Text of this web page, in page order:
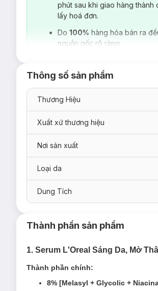
phút sau khi giao hàng
lấy hoá đơn.
Do 100% hàng hóa bán ra
nguồn gốc rõ ràng.
Thông số sản phẩm
Thương Hiệu
Xuất xứ thương hiệu
Nơi sản xuất
Loại da
Dung Tích
Thành phần sản phẩm
1. Serum L'Oreal Sáng Da, Mờ
Thành phần chính:
8% [Melasyl + Glycolic +